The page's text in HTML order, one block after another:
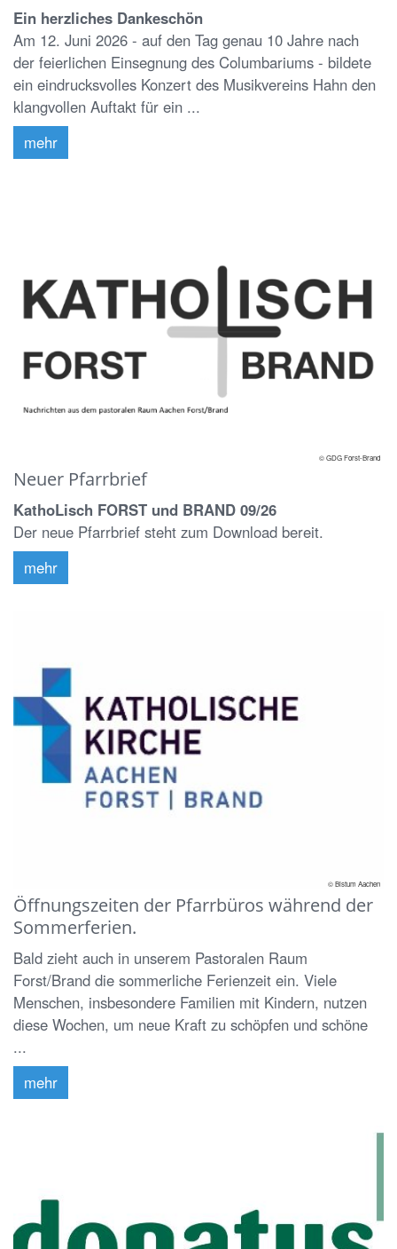
Ein herzliches Dankeschön
Am 12. Juni 2026 - auf den Tag genau 10 Jahre nach
der feierlichen Einsegnung des Columbariums - bildete
ein eindrucksvolles Konzert des Musikvereins Hahn den
klangvollen Auftakt für ein ...
mehr
© GDG Forst-Brand
Neuer Pfarrbrief
KathoLisch FORST und BRAND 09/26
Der neue Pfarrbrief steht zum Download bereit.
mehr
© Bistum Aachen
Öffnungszeiten der Pfarrbüros während der
Sommerferien.
Bald zieht auch in unserem Pastoralen Raum
Forst/Brand die sommerliche Ferienzeit ein. Viele
Menschen, insbesondere Familien mit Kindern, nutzen
diese Wochen, um neue Kraft zu schöpfen und schöne
...
mehr